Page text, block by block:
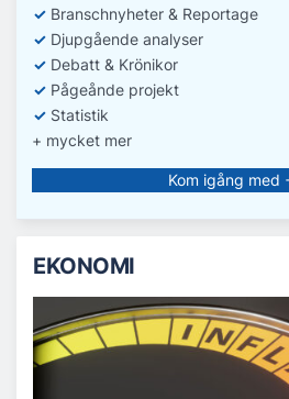
✓ Branschnyheter & Reportage
✓ Djupgående analyser
✓ Debatt & Krönikor
✓ Pågeånde projekt
✓ Statistik
+ mycket mer
Kom igång med
EKONOMI